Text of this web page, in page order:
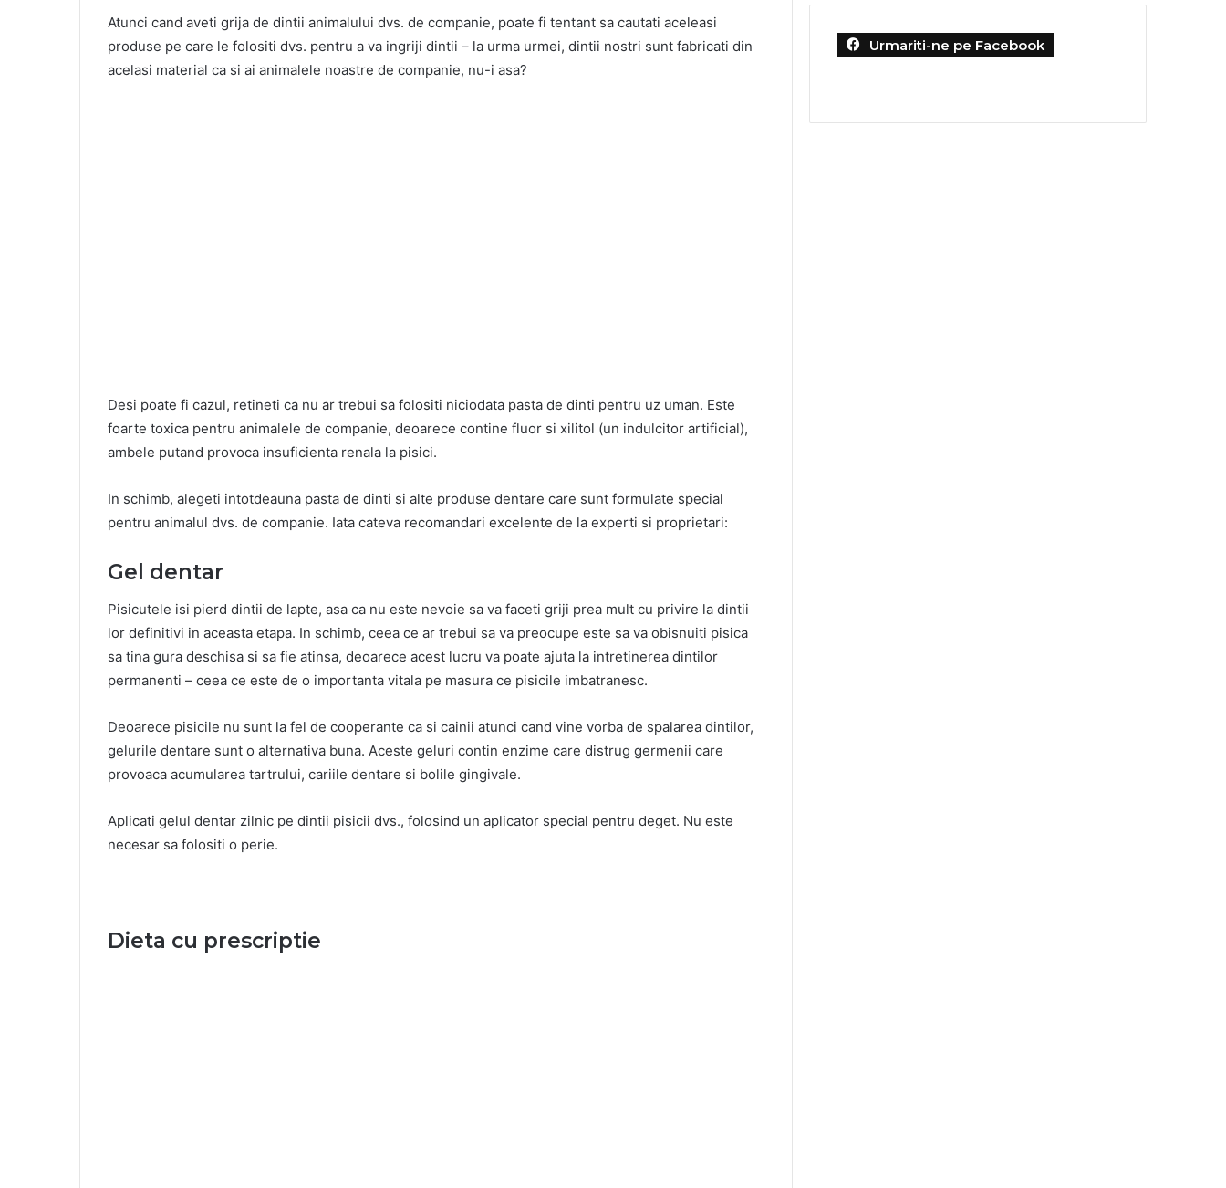
Atunci cand aveti grija de dintii animalului dvs. de companie, poate fi tentant sa cautati aceleasi
produse pe care le folositi dvs. pentru a va ingriji dintii – la urma urmei, dintii nostri sunt fabricati din
acelasi material ca si ai animalele noastre de companie, nu-i asa?
Desi poate fi cazul, retineti ca nu ar trebui sa folositi niciodata pasta de dinti pentru uz uman. Este
foarte toxica pentru animalele de companie, deoarece contine fluor si xilitol (un indulcitor artificial),
ambele putand provoca insuficienta renala la pisici.
In schimb, alegeti intotdeauna pasta de dinti si alte produse dentare care sunt formulate special
pentru animalul dvs. de companie. Iata cateva recomandari excelente de la experti si proprietari:
Gel dentar
Pisicutele isi pierd dintii de lapte, asa ca nu este nevoie sa va faceti griji prea mult cu privire la dintii
lor definitivi in aceasta etapa. In schimb, ceea ce ar trebui sa va preocupe este sa va obisnuiti pisica
sa tina gura deschisa si sa fie atinsa, deoarece acest lucru va poate ajuta la intretinerea dintilor
permanenti – ceea ce este de o importanta vitala pe masura ce pisicile imbatranesc.
Deoarece pisicile nu sunt la fel de cooperante ca si cainii atunci cand vine vorba de spalarea dintilor,
gelurile dentare sunt o alternativa buna. Aceste geluri contin enzime care distrug germenii care
provoaca acumularea tartrului, cariile dentare si bolile gingivale.
Aplicati gelul dentar zilnic pe dintii pisicii dvs., folosind un aplicator special pentru deget. Nu este
necesar sa folositi o perie.
Dieta cu prescriptie
Urmariti-ne pe Facebook